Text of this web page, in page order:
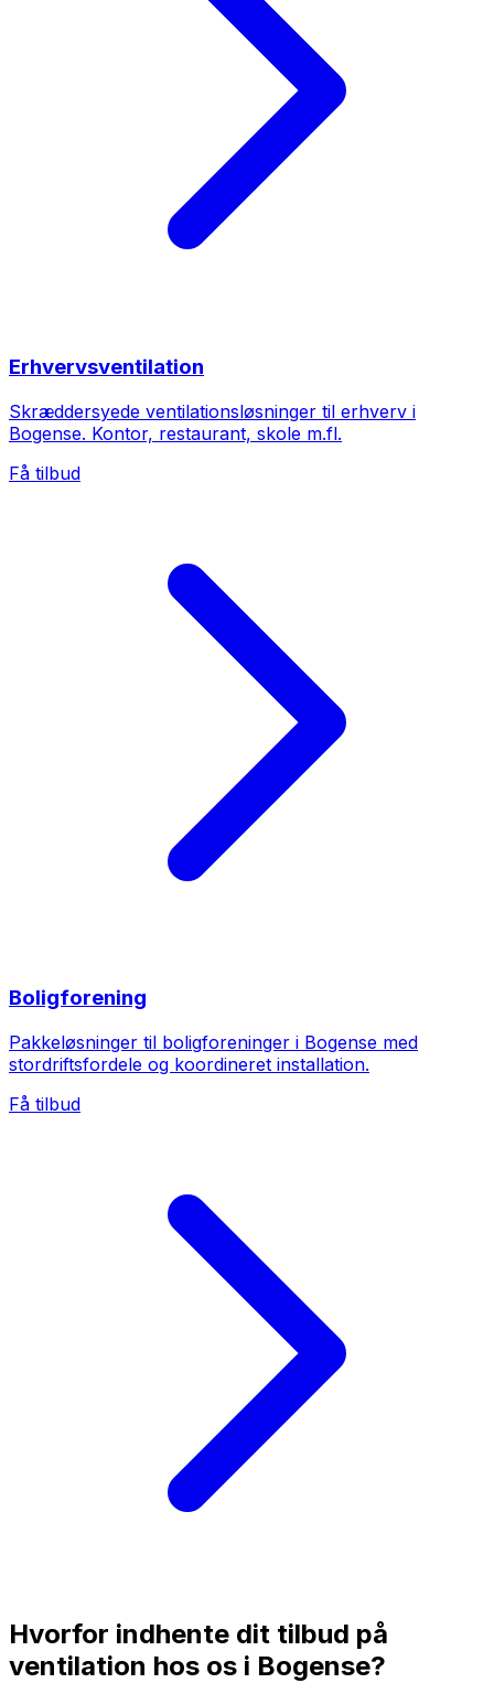
Erhvervsventilation
Skræddersyede ventilationsløsninger til erhverv i
Bogense. Kontor, restaurant, skole m.fl.
Få tilbud
Boligforening
Pakkeløsninger til boligforeninger i Bogense med
stordriftsfordele og koordineret installation.
Få tilbud
Hvorfor indhente dit tilbud på
ventilation hos os i Bogense?